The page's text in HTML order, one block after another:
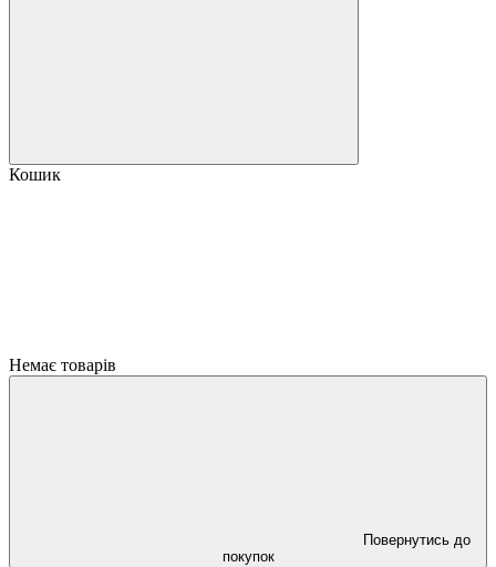
Кошик
Немає товарів
Повернутись до
покупок